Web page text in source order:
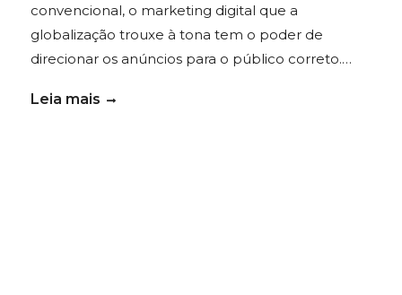
convencional, o marketing digital que a
globalização trouxe à tona tem o poder de
direcionar os anúncios para o público correto.…
Leia mais